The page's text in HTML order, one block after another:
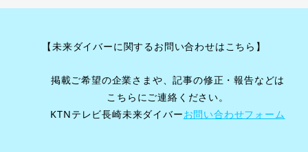
【未来ダイバーに関するお問い合わせはこちら】
掲載ご希望の企業さまや、記事の修正・報告などは
こちらにご連絡ください。
KTNテレビ長崎未来ダイバーお問い合わせフォーム